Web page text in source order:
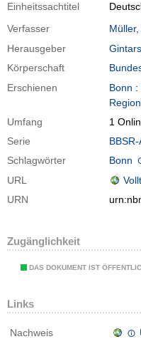
Einheitssachtitel
Verfasser
Herausgeber
Körperschaft
Erschienen
Bonn :
Umfang
1
Serie
Schlagwörter
Bonn
URL
URN
Zugänglichkeit
DAS DOKUMENT IST
Links
Nachweis